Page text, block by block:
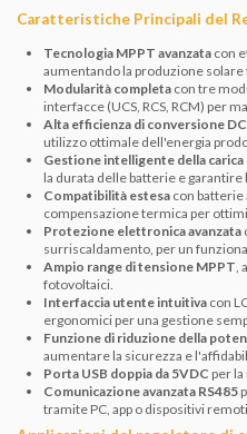
Caratteristiche Principali del
Tecnologia MPPT avanzata con
aumentando la produzione
Modularità completa con tre
interfacce (UCS, RCS, RCM) per
Alta efficienza di conversione
utilizzo ottimale dell'energia
Gestione intelligente della carica
la durata delle batterie e
Compatibilità estesa con batterie
compensazione termica per
Protezione elettronica avanzata
surriscaldamento, per un
Ampio range di tensione MPPT,
fotovoltaici.
Interfaccia utente intuitiva con
ergonomici per una gestione
Funzione di riduzione della
aumentare la sicurezza e
Porta USB doppia da 5VDC per
Comunicazione avanzata RS485
tramite PC, app o dispositivi